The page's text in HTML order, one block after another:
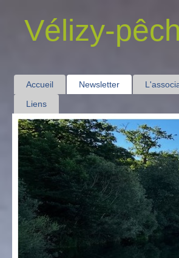
Vélizy-
Accueil Newsletter
Liens